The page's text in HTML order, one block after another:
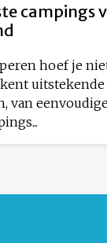
campings
hoef je
van